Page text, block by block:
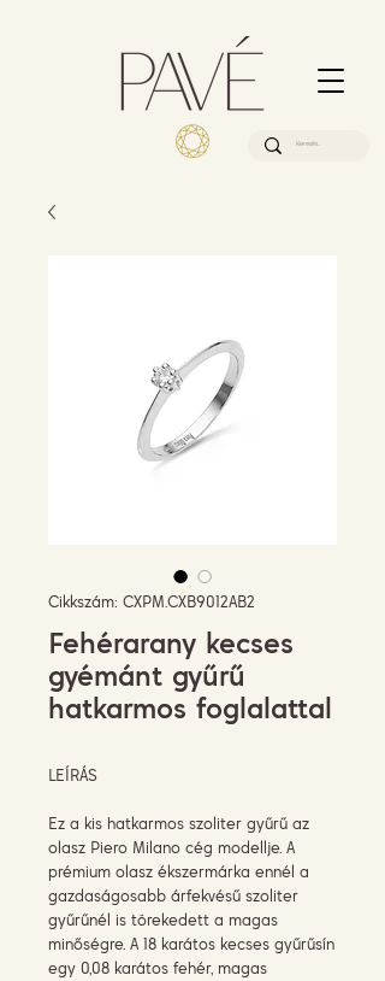
Cikkszám: CXPM.CXB9012AB2
Fehérarany kecses
gyémánt gyűrű
hatkarmos foglalattal
LEÍRÁS
Ez a kis hatkarmos szoliter gyűrű az
olasz Piero Milano cég modellje. A
prémium olasz ékszermárka ennél a
gazdaságosabb árfekvésű szoliter
gyűrűnél is törekedett a magas
minőségre. A 18 karátos kecses gyűrűsín
egy 0,08 karátos fehér, magas